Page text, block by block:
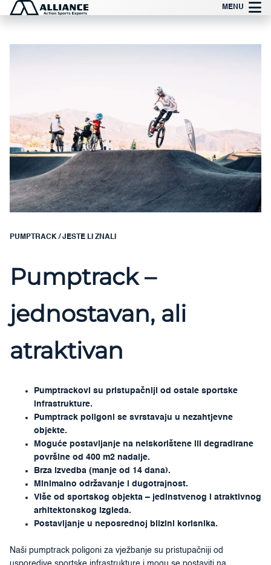
Preskočite
MENU
PUMPTRACK/JESTE LI ZNALI
Pumptrack –
jednostavan, ali
atraktivan
Pumptrackovi su pristupačniji od ostale sportske
infrastrukture.
Pumptrack poligoni se svrstavaju u nezahtjevne
objekte.
Moguće postavljanje na neiskorištene ili degradirane
površine od 400 m2 nadalje.
Brza izvedba (manje od 14 dana).
Minimalno održavanje i dugotrajnost.
Više od sportskog objekta – jedinstvenog i atraktivnog
arhitektonskog izgleda.
Postavljanje u neposrednoj blizini korisnika.
Naši pumptrack poligoni za vježbanje su pristupačniji od